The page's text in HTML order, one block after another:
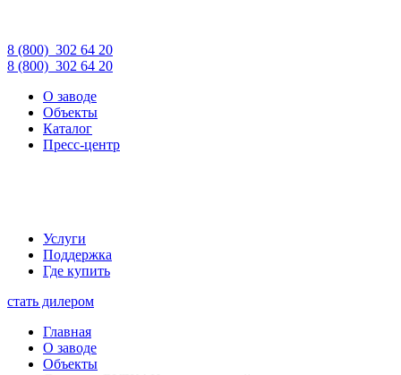
8 (800) 302 64 20
8 (800) 302 64 20
О заводе
Объекты
Каталог
Пресс-центр
Услуги
Поддержка
Где купить
стать дилером
Главная
О заводе
Объекты